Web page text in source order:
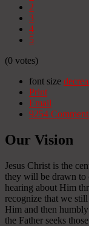
2
3
4
5
(0 votes)
font size
Print
Email
9254
Our Vision
Jesus Christ is the
they will be drawn to
hearing about Him
recognize that we
Him and then
the Father seeks